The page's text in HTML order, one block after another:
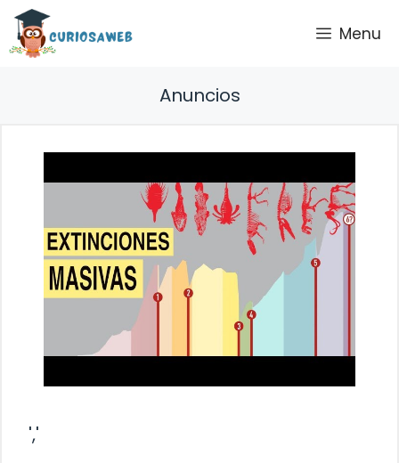
Saltar
contenido
Menu
Anuncios
','